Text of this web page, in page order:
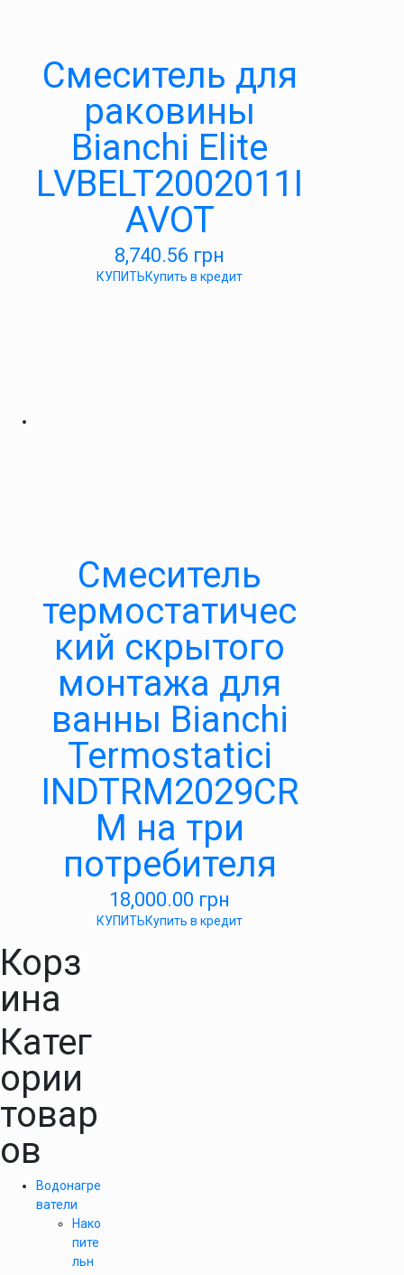
Смеситель для
раковины
Bianchi Elite
LVBELT2002011I
AVOT
8,740.56 грн
КУПИТЬКупить в кредит
Смеситель
термостатичес
кий скрытого
монтажа для
ванны Bianchi
Termostatici
INDTRM2029CR
M на три
потребителя
18,000.00 грн
КУПИТЬКупить в кредит
Корз
ина
Катег
ории
товар
ов
Водонагре
ватели
Нако
пите
льн